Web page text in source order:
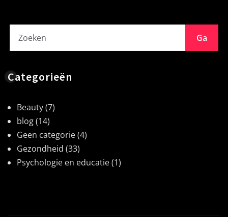
Ga
Categorieën
Beauty(7)
blog(14)
Geen categorie(4)
Gezondheid (33)
Psychologie en educatie(1)